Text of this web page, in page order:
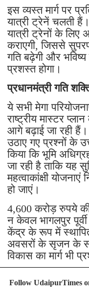
इस व्यस्त मार्ग पर
यात्री ट्रेनें चलती
यात्री ट्रेनों के लिए
कराएगी, जिससे
गति बढ़ेगी और
प्रशस्त होगा।
प्रधानमंत्री गति
ये सभी मेगा
राष्ट्रीय मास्टर
आगे बढ़ाई जा रही हैं।
उठाए गए प्रश्नों के
किया कि भूमि
जा रही है ताकि यह
महत्वाकांक्षी योजनाएं
हो जाएं।
4,600 करोड़ रुपये
न केवल भागलपुर
केंद्र के रूप में
अवसरों के सृजन के
विकास का मार्ग भी
Follow UdaipurTimes